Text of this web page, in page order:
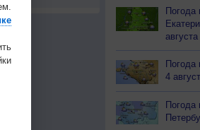
Погода
августа
Погода
4
Погода